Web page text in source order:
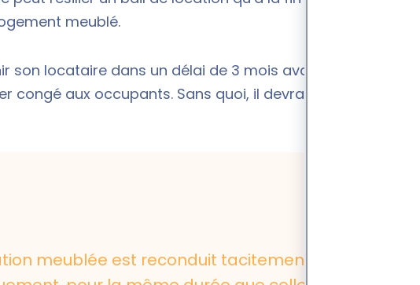
meublé.
locataire dans un délai de 3 mois avant
aux occupants. Sans quoi, il devra attendre
meublée est reconduit tacitement à